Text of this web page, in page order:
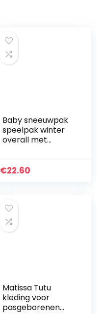
Baby sneeuwpak
speelpak winter
overall met
jongens warme
€22.60
Matissa Tutu
kleding voor
pasgeborenen